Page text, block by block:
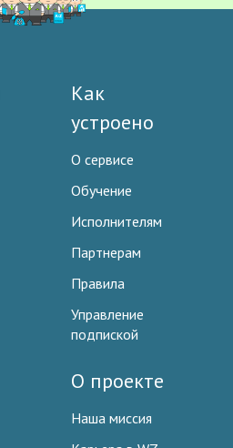
Как
устроено
О сервисе
Обучение
Исполнителям
Партнерам
Правила
Управление
подпиской
О проекте
Наша миссия